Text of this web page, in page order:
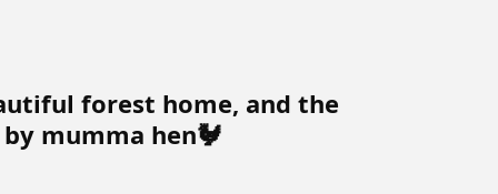
forest home, and the
mumma hen🐓